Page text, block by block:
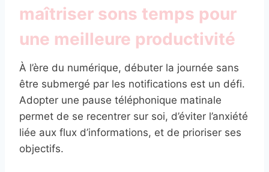
maîtriser sons temps pour
une meilleure productivité
À l’ère du numérique, débuter la journée sans
être submergé par les notifications est un défi.
Adopter une pause téléphonique matinale
permet de se recentrer sur soi, d’éviter l’anxiété
liée aux flux d’informations, et de prioriser ses
objectifs.